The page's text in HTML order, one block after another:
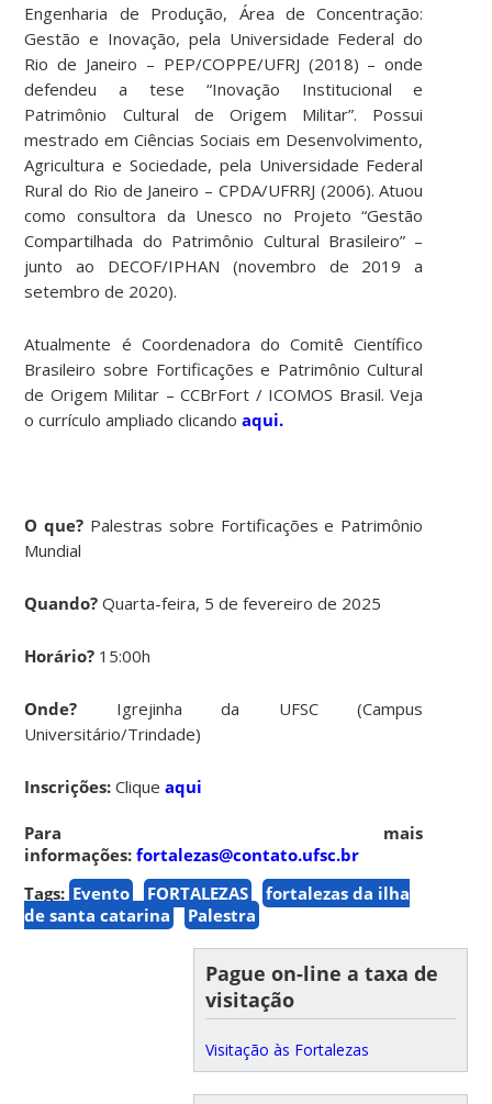
Engenharia de Produção, Área de Concentração:
Gestão e Inovação, pela Universidade Federal do
Rio de Janeiro – PEP/COPPE/UFRJ (2018) – onde
defendeu a tese “Inovação Institucional e
Patrimônio Cultural de Origem Militar”. Possui
mestrado em Ciências Sociais em Desenvolvimento,
Agricultura e Sociedade, pela Universidade Federal
Rural do Rio de Janeiro – CPDA/UFRRJ (2006). Atuou
como consultora da Unesco no Projeto “Gestão
Compartilhada do Patrimônio Cultural Brasileiro” –
junto ao DECOF/IPHAN (novembro de 2019 a
setembro de 2020).
Atualmente é Coordenadora do Comitê Científico
Brasileiro sobre Fortificações e Patrimônio Cultural
de Origem Militar – CCBrFort / ICOMOS Brasil. Veja
o currículo ampliado clicandoaqui.
O que? Palestras sobre Fortificações e Patrimônio
Mundial
Quando? Quarta-feira, 5 de fevereiro de 2025
Horário? 15:00h
Onde? Igrejinha da UFSC (Campus
Universitário/Trindade)
Inscrições: Cliqueaqui
Para mais
informações: fortalezas@contato.ufsc.br
Tags: Evento FORTALEZAS
fortalezas da ilha
de santa catarina
Palestra
Pague on-line a taxa de
visitação
Visitação às Fortalezas